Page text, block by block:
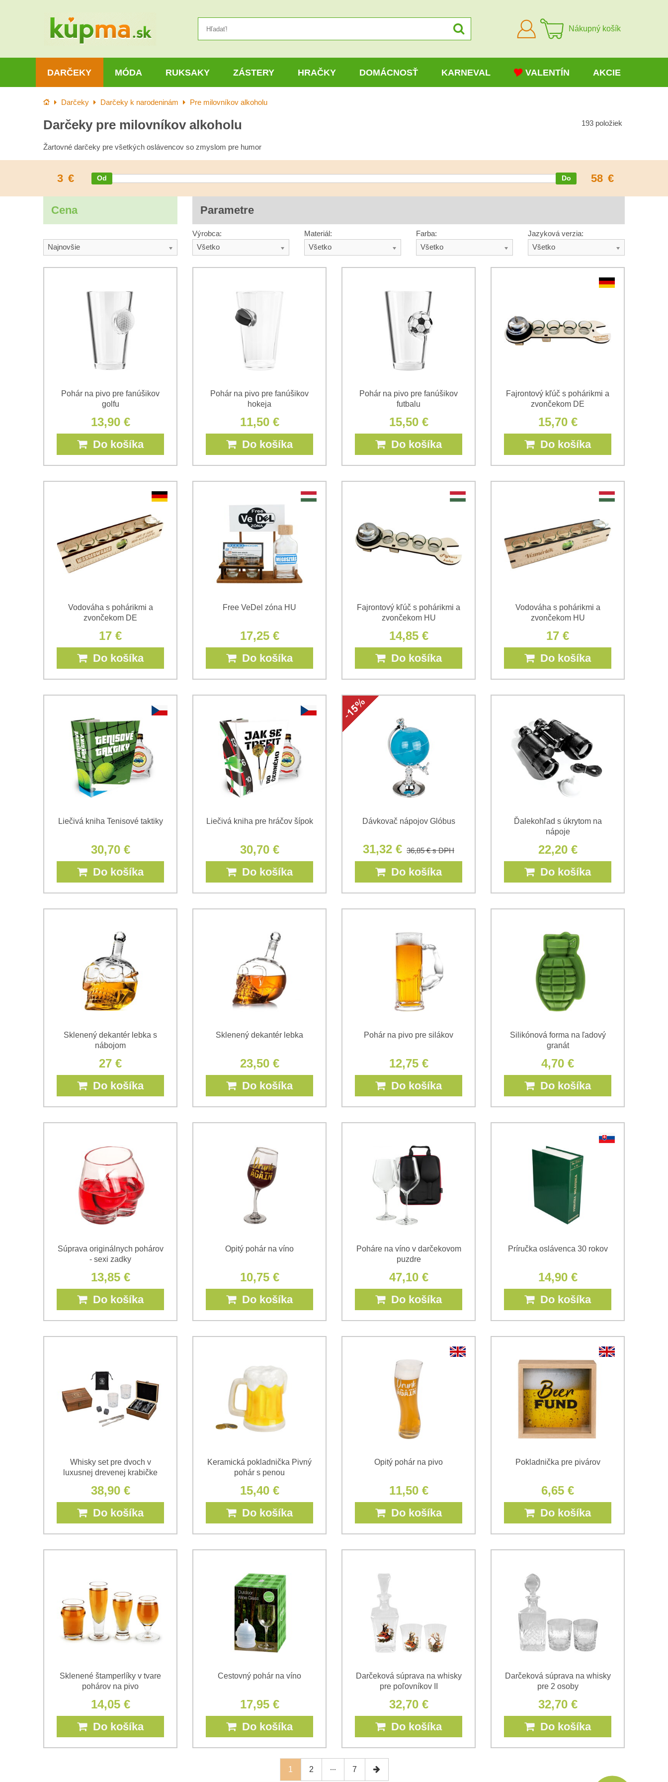
Prihlásiť
sa
Nákupný košík
DARČEKY MÓDA RUKSAKY ZÁSTERY HRAČKY DOMÁCNOSŤ KARNEVAL VALENTÍN AKCIE
Úvod Darčeky Darčeky k narodeninám Pre milovníkov alkoholu
Darčeky pre milovníkov alkoholu 193 položiek
Žartovné darčeky pre všetkých oslávencov so zmyslom pre humor
3 € 58 €
Cena Parametre
Najnovšie
Výrobca:
Všetko
Materiál:
Všetko
Farba:
Všetko
Jazyková verzia:
Všetko
Pohár na pivo pre fanúšikov
golfu
13,90 €
Do košíka
Pohár na pivo pre fanúšikov
hokeja
11,50 €
Do košíka
Pohár na pivo pre fanúšikov
futbalu
15,50 €
Do košíka
Fajrontový kľúč s pohárikmi a
zvončekom DE
15,70 €
Do košíka
Vodováha s pohárikmi a
zvončekom DE
17 €
Do košíka
Free VeDel zóna HU
17,25 €
Do košíka
Fajrontový kľúč s pohárikmi a
zvončekom HU
14,85 €
Do košíka
Vodováha s pohárikmi a
zvončekom HU
17 €
Do košíka
Liečivá kniha Tenisové taktiky
30,70 €
Do košíka
Liečivá kniha pre hráčov šípok
30,70 €
Do košíka
Dávkovač nápojov Glóbus
31,32 € 36,85 €s DPH
Do košíka
Ďalekohľad s úkrytom na
nápoje
22,20 €
Do košíka
Sklenený dekantér lebka s
nábojom
27 €
Do košíka
Sklenený dekantér lebka
23,50 €
Do košíka
Pohár na pivo pre silákov
12,75 €
Do košíka
Silikónová forma na ľadový
granát
4,70 €
Do košíka
Súprava originálnych pohárov
- sexi zadky
13,85 €
Do košíka
Opitý pohár na víno
10,75 €
Do košíka
Poháre na víno v darčekovom
puzdre
47,10 €
Do košíka
Príručka oslávenca 30 rokov
14,90 €
Do košíka
Whisky set pre dvoch v
luxusnej drevenej krabičke
38,90 €
Do košíka
Keramická pokladnička Pivný
pohár s penou
15,40 €
Do košíka
Opitý pohár na pivo
11,50 €
Do košíka
Pokladnička pre pivárov
6,65 €
Do košíka
Sklenené štamperlíky v tvare
pohárov na pivo
14,05 €
Do košíka
Cestovný pohár na víno
17,95 €
Do košíka
Darčeková súprava na whisky
pre poľovníkov II
32,70 €
Do košíka
Darčeková súprava na whisky
pre 2 osoby
32,70 €
Do košíka
1 2 7